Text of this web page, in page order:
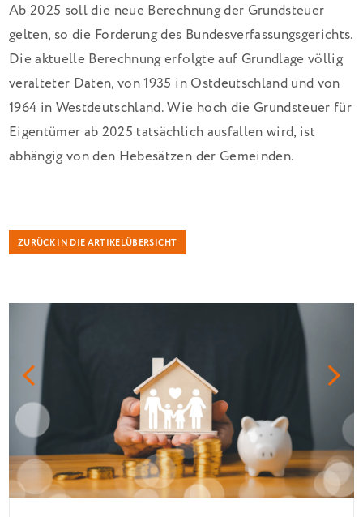
Ab 2025 soll die neue Berechnung der Grundsteuer
gelten, so die Forderung des Bundesverfassungsgerichts.
Die aktuelle Berechnung erfolgte auf Grundlage völlig
veralteter Daten, von 1935 in Ostdeutschland und von
1964 in Westdeutschland. Wie hoch die Grundsteuer für
Eigentümer ab 2025 tatsächlich ausfallen wird, ist
abhängig von den Hebesätzen der Gemeinden.
ZURÜCK IN DIE ARTIKELÜBERSICHT